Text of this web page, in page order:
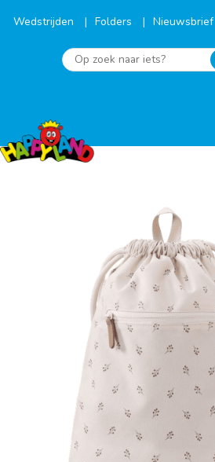
naarWedstrijden Folders Nieuwsbrief
Op